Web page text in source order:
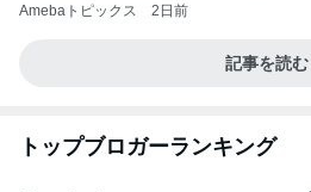
Amebaトピックス 2日前
記事を読む
トップブロガーランキング